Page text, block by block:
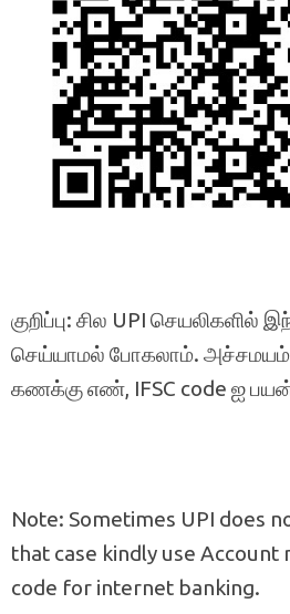
குறிப்பு: சில UPI செயலிகளில்
செய்யாமல் போகலாம். அச்சமயம்
கணக்கு எண், IFSC code ஐ
Note: Sometimes UPI does
that case kindly use Account
code for internet banking.